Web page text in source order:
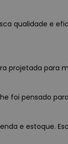
projetada para
foi pensado
e estoque.